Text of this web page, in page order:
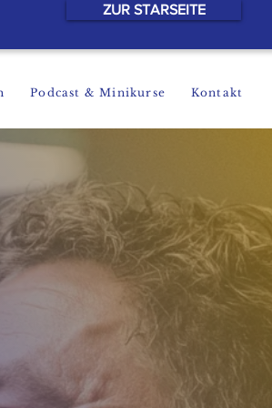
ZUR STARSEITE
Podcast & Minikurse Kontakt